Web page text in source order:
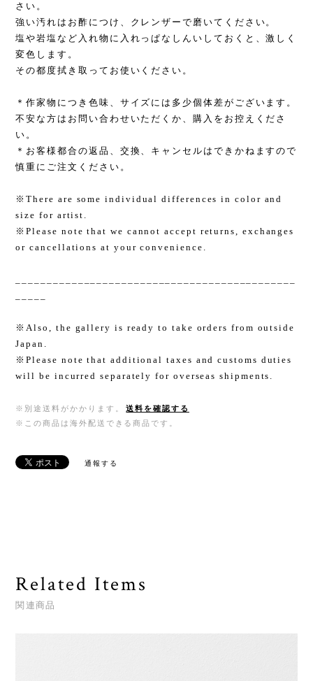
さい。
強い汚れはお酢につけ、クレンザーで磨いてください。
塩や岩塩など入れ物に入れっぱなしんいしておくと、激しく
変色します。
その都度拭き取ってお使いください。
＊作家物につき色味、サイズには多少個体差がございます。
不安な方はお問い合わせいただくか、購入をお控えくださ
い。
＊お客様都合の返品、交換、キャンセルはできかねますので
慎重にご注文ください。
※There are some individual differences in color and
size for artist.
※Please note that we cannot accept returns, exchanges
or cancellations at your convenience.
※Also, the gallery is ready to take orders from outside
Japan.
※Please note that additional taxes and customs duties
will be incurred separately for overseas shipments.
※別途送料がかかります。
送料を確認する
※この商品は海外配送できる商品です。
通報する
Related Items
関連商品